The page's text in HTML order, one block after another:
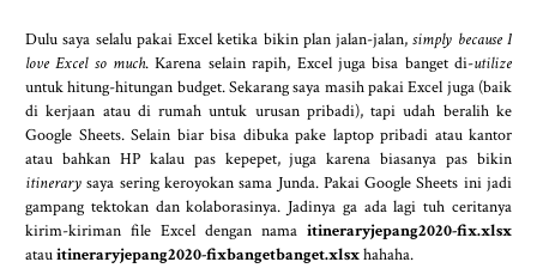
Dulu saya selalu pakai Excel ketika bikin plan jalan-jalan,simply because I
love Excel so much. Karena selain rapih, Excel juga bisa banget di-utilize
untuk hitung-hitungan budget. Sekarang saya masih pakai Excel juga (baik
di kerjaan atau di rumah untuk urusan pribadi), tapi udah beralih ke
Google Sheets. Selain biar bisa dibuka pake laptop pribadi atau kantor
atau bahkan HP kalau pas kepepet, juga karena biasanya pas bikin
itinerary saya sering keroyokan sama Junda. Pakai Google Sheets ini jadi
gampang tektokan dan kolaborasinya. Jadinya ga ada lagi tuh ceritanya
kirim-kiriman file Excel dengan nama itineraryjepang2020-fix.xlsx
atauitineraryjepang2020-fixbangetbanget.xlsxhahaha.